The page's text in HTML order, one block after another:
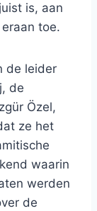
is, aan
toe.
de leider
de
Özel,
ze het
waarin
werden
de